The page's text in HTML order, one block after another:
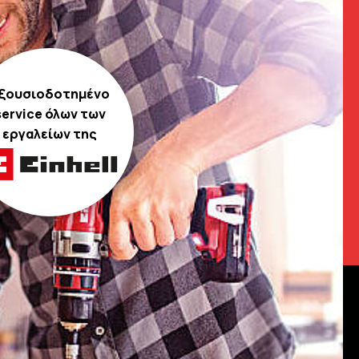
όλων των
εργαλείων της